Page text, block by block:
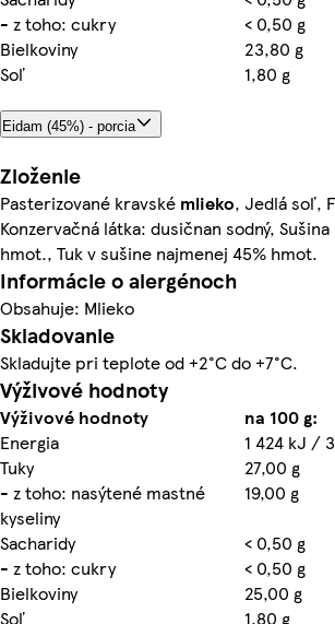
- z toho: cukry
< 0,50 g
Bielkoviny
23,80 g
Soľ
1,80 g
Eidam (45%) - porcia
Zloženie
Pasterizované kravské mlieko, Jedlá soľ,
Konzervačná látka: dusičnan sodný,
hmot., Tuk v sušine najmenej 45% hmot.
Informácie o alergénoch
Obsahuje: Mlieko
Skladovanie
Skladujte pri teplote od +2°C do +7°C.
Výživové hodnoty
Výživové hodnoty
na 100 g:
Energia
1 424 kJ /
Tuky
27,00 g
- z toho: nasýtené mastné
kyseliny
19,00 g
Sacharidy
< 0,50 g
- z toho: cukry
< 0,50 g
Bielkoviny
25,00 g
Soľ
1,80 g